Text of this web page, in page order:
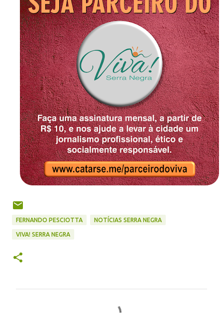
FERNANDO PESCIOTTA NOTÍCIAS SERRA NEGRA
VIVA! SERRA NEGRA